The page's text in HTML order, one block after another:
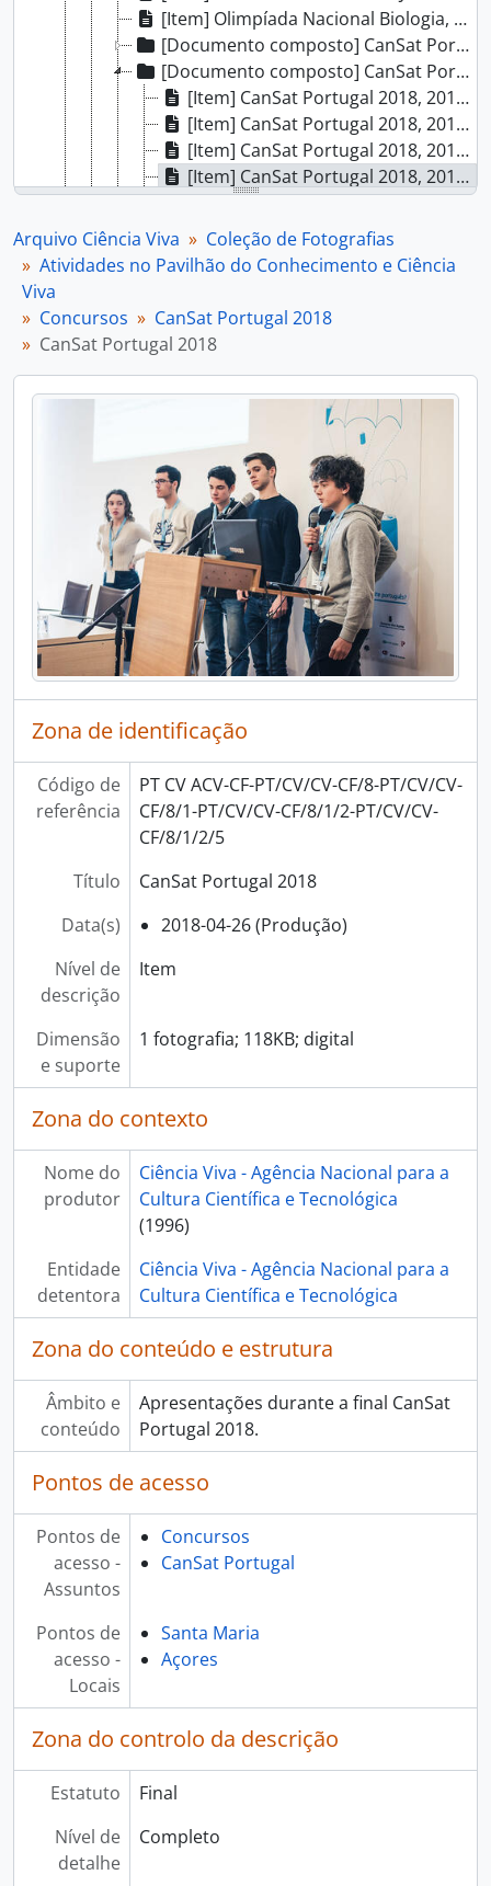
[Item] Olimpíada Nacional Biologia, 2011
[Documento composto] CanSat Portugal 2014, 2014-04-26
[Documento composto] CanSat Portugal 2018, 2018-04-26
[Item] CanSat Portugal 2018, 2018-04-26
[Item] CanSat Portugal 2018, 2018-04-26
[Item] CanSat Portugal 2018, 2018-04-26
[Item] CanSat Portugal 2018, 2018-04-26
[Item] CanSat Portugal 2018, 2018-04-26
[Item] CanSat Portugal 2018, 2018-04-26
[Item] CanSat Portugal 2018, 2018-04-26
[Item] CanSat Portugal 2018, 2018-04-26
[Item] CanSat Portugal 2018, 2018-04-26
[Item] CanSat Portugal 2018, 2018-04-26
[Item] CanSat Portugal 2018, 2018-04-26
[Item] CanSat Portugal 2018, 2018-04-26
[Item] CanSat Portugal 2018, 2018-04-26
[Item] CanSat Portugal 2018, 2018-04-26
[Item] CanSat Portugal 2018, 2018-04-26
[Item] CanSat Portugal 2018, 2018-04-26
[Item] CanSat Portugal 2018, 2018-04-26
[Item] CanSat Portugal 2018, 2018-04-26
[Item] CanSat Portugal 2018, 2018-04-26
[Item] CanSat Portugal 2018, 2018-04-26
[Item] CanSat Portugal 2018, 2018-04-26
[Item] CanSat Portugal 2018, 2018-04-26
[Item] CanSat Portugal 2018, 2018-04-26
[Item] CanSat Portugal 2018, 2018-04-26
[Item] CanSat Portugal 2018, 2018-04-26
[Item] CanSat Portugal 2018, 2018-04-26
[Item] CanSat Portugal 2018, 2018-04-26
[Item] CanSat Portugal 2018, 2018-04-26
[Item] CanSat Portugal 2018, 2018-04-26
[Item] CanSat Portugal 2018, 2018-04-26
[Item] CanSat Portugal 2018, 2018-04-26
[Item] CanSat Portugal 2018, 2018-04-26
[Item] CanSat Portugal 2018, 2018-04-26
[Item] CanSat Portugal 2018, 2018-04-26
[Item] CanSat Portugal 2018, 2018-04-26
[Item] CanSat Portugal 2018, 2018-04-26
[Item] CanSat Portugal 2018, 2018-04-26
[Item] CanSat Portugal 2018, 2018-04-26
[Item] CanSat Portugal 2018, 2018-04-26
[Item] CanSat Portugal 2018, 2018-04-26
[Item] CanSat Portugal 2018, 2018-04-26
[Item] CanSat Portugal 2018, 2018-04-26
[Item] CanSat Portugal 2018, 2018-04-26
[Item] CanSat Portugal 2018, 2018-04-26
[Item] CanSat Portugal 2018, 2018-04-26
[Item] CanSat Portugal 2018, 2018-04-26
[Item] CanSat Portugal 2018, 2018-04-26
[Item] CanSat Portugal 2018, 2018-04-26
[Item] CanSat Portugal 2018, 2018-04-26
[Item] CanSat Portugal 2018, 2018-04-26
Arquivo Ciência Viva
Coleção de Fotografias
Atividades no Pavilhão do Conhecimento e Ciência
Viva
Concursos
CanSat Portugal 2018
CanSat Portugal 2018
Zona de identificação
Código de
referência
PT CV ACV-CF-PT/CV/CV-CF/8-PT/CV/CV-
CF/8/1-PT/CV/CV-CF/8/1/2-PT/CV/CV-
CF/8/1/2/5
Título
CanSat Portugal 2018
Data(s)
2018-04-26 (Produção)
Nível de
descrição
Item
Dimensão
e suporte
1 fotografia; 118KB; digital
Zona do contexto
Nome do
produtor
Ciência Viva - Agência Nacional para a
Cultura Científica e Tecnológica
(1996)
Entidade
detentora
Ciência Viva - Agência Nacional para a
Cultura Científica e Tecnológica
Zona do conteúdo e estrutura
Âmbito e
conteúdo
Apresentações durante a final CanSat
Portugal 2018.
Pontos de acesso
Pontos de
acesso -
Assuntos
Concursos
CanSat Portugal
Pontos de
acesso -
Locais
Santa Maria
Açores
Zona do controlo da descrição
Estatuto
Final
Nível de
detalhe
Completo